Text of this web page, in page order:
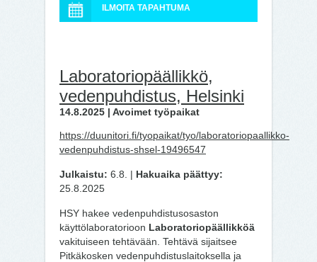
ILMOITA TAPAHTUMA
Laboratoriopäällikkö,
vedenpuhdistus, Helsinki
14.8.2025 | Avoimet työpaikat
https://duunitori.fi/tyopaikat/tyo/laboratoriopaallikko-
vedenpuhdistus-shsel-19496547
Julkaistu: 6.8. | Hakuaika päättyy:
25.8.2025
HSY hakee vedenpuhdistusosaston
käyttölaboratorioon Laboratoriopäällikköä
vakituiseen tehtävään. Tehtävä sijaitsee
Pitkäkosken vedenpuhdistuslaitoksella ja